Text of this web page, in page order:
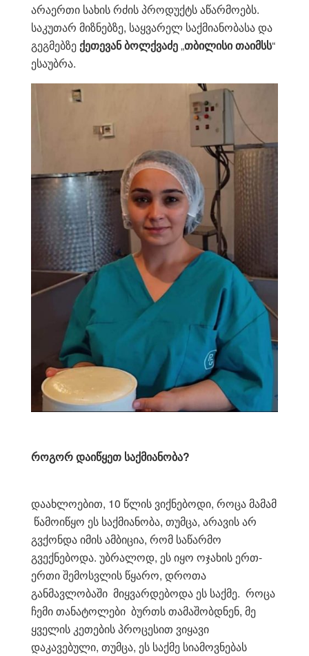
არაერთი სახის რძის პროდუქტს აწარმოებს.
საკუთარ მიზნებზე, საყვარელ საქმიანობასა და
გეგმებზექეთევანბოლქვაძე„თბილისითაიმსს“
ესაუბრა.
როგორ დაიწყეთ საქმიანობა?
დაახლოებით, 10 წლის ვიქნებოდი, როცა მამამ
წამოიწყო ეს საქმიანობა, თუმცა, არავის არ
გვქონდა იმის ამბიცია, რომ საწარმო
გვექნებოდა. უბრალოდ, ეს იყო ოჯახის ერთ-
ერთი შემოსვლის წყარო, დროთა
განმავლობაში მიყვარდებოდა ეს საქმე. როცა
ჩემი თანატოლები ბურთს თამაშობდნენ, მე
ყველის კეთების პროცესით ვიყავი
დაკავებული, თუმცა, ეს საქმე სიამოვნებას